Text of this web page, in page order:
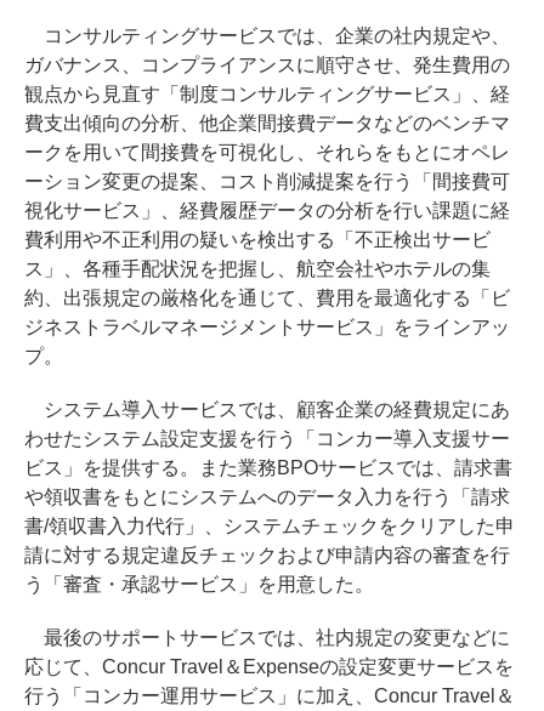
コンサルティングサービスでは、企業の社内規定や、
ガバナンス、コンプライアンスに順守させ、発生費用の
観点から見直す「制度コンサルティングサービス」、経
費支出傾向の分析、他企業間接費データなどのベンチマ
ークを用いて間接費を可視化し、それらをもとにオペレ
ーション変更の提案、コスト削減提案を行う「間接費可
視化サービス」、経費履歴データの分析を行い課題に経
費利用や不正利用の疑いを検出する「不正検出サービ
ス」、各種手配状況を把握し、航空会社やホテルの集
約、出張規定の厳格化を通じて、費用を最適化する「ビ
ジネストラベルマネージメントサービス」をラインアッ
プ。
システム導入サービスでは、顧客企業の経費規定にあ
わせたシステム設定支援を行う「コンカー導入支援サー
ビス」を提供する。また業務BPOサービスでは、請求書
や領収書をもとにシステムへのデータ入力を行う「請求
書/領収書入力代行」、システムチェックをクリアした申
請に対する規定違反チェックおよび申請内容の審査を行
う「審査・承認サービス」を用意した。
最後のサポートサービスでは、社内規定の変更などに
応じて、Concur Travel＆Expenseの設定変更サービスを
行う「コンカー運用サービス」に加え、Concur Travel＆